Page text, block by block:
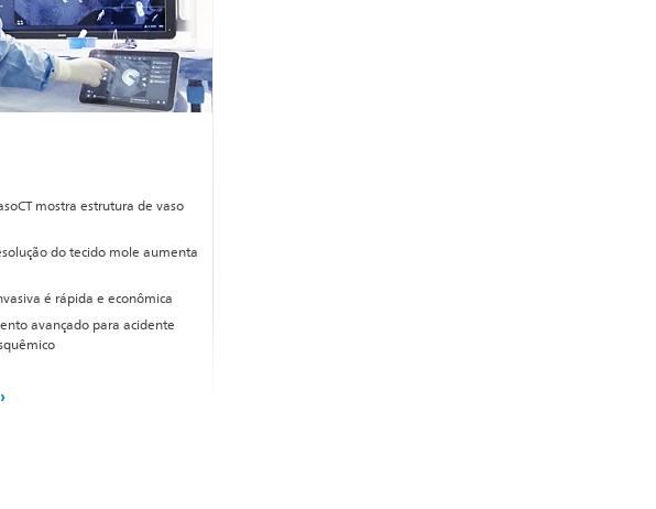
mostra estrutura de vaso
do tecido mole aumenta
é rápida e econômica
avançado para acidente